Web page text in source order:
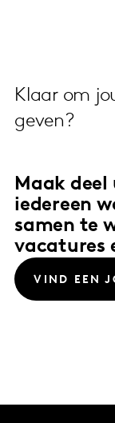
Klaar om
geven?
Maak
iedereen
samen te
vacatures
VIND EEN